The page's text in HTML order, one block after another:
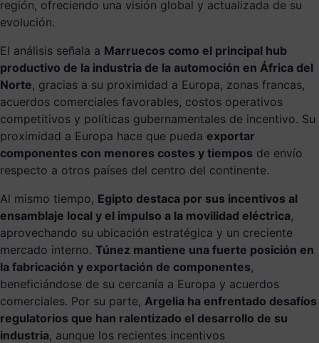
región, ofreciendo una visión global y actualizada de su
evolución.
El análisis señala a Marruecos como el principal hub
productivo de la industria de la automoción en África del
Norte, gracias a su proximidad a Europa, zonas francas,
acuerdos comerciales favorables, costos operativos
competitivos y políticas gubernamentales de incentivo. Su
proximidad a Europa hace que pueda exportar
componentes con menores costes y tiempos de envío
respecto a otros países del centro del continente.
Al mismo tiempo, Egipto destaca por sus incentivos al
ensamblaje local y el impulso a la movilidad eléctrica,
aprovechando su ubicación estratégica y un creciente
mercado interno. Túnez mantiene una fuerte posición en
la fabricación y exportación de componentes,
beneficiándose de su cercanía a Europa y acuerdos
comerciales. Por su parte, Argelia ha enfrentado desafíos
regulatorios que han ralentizado el desarrollo de su
industria, aunque los recientes incentivos